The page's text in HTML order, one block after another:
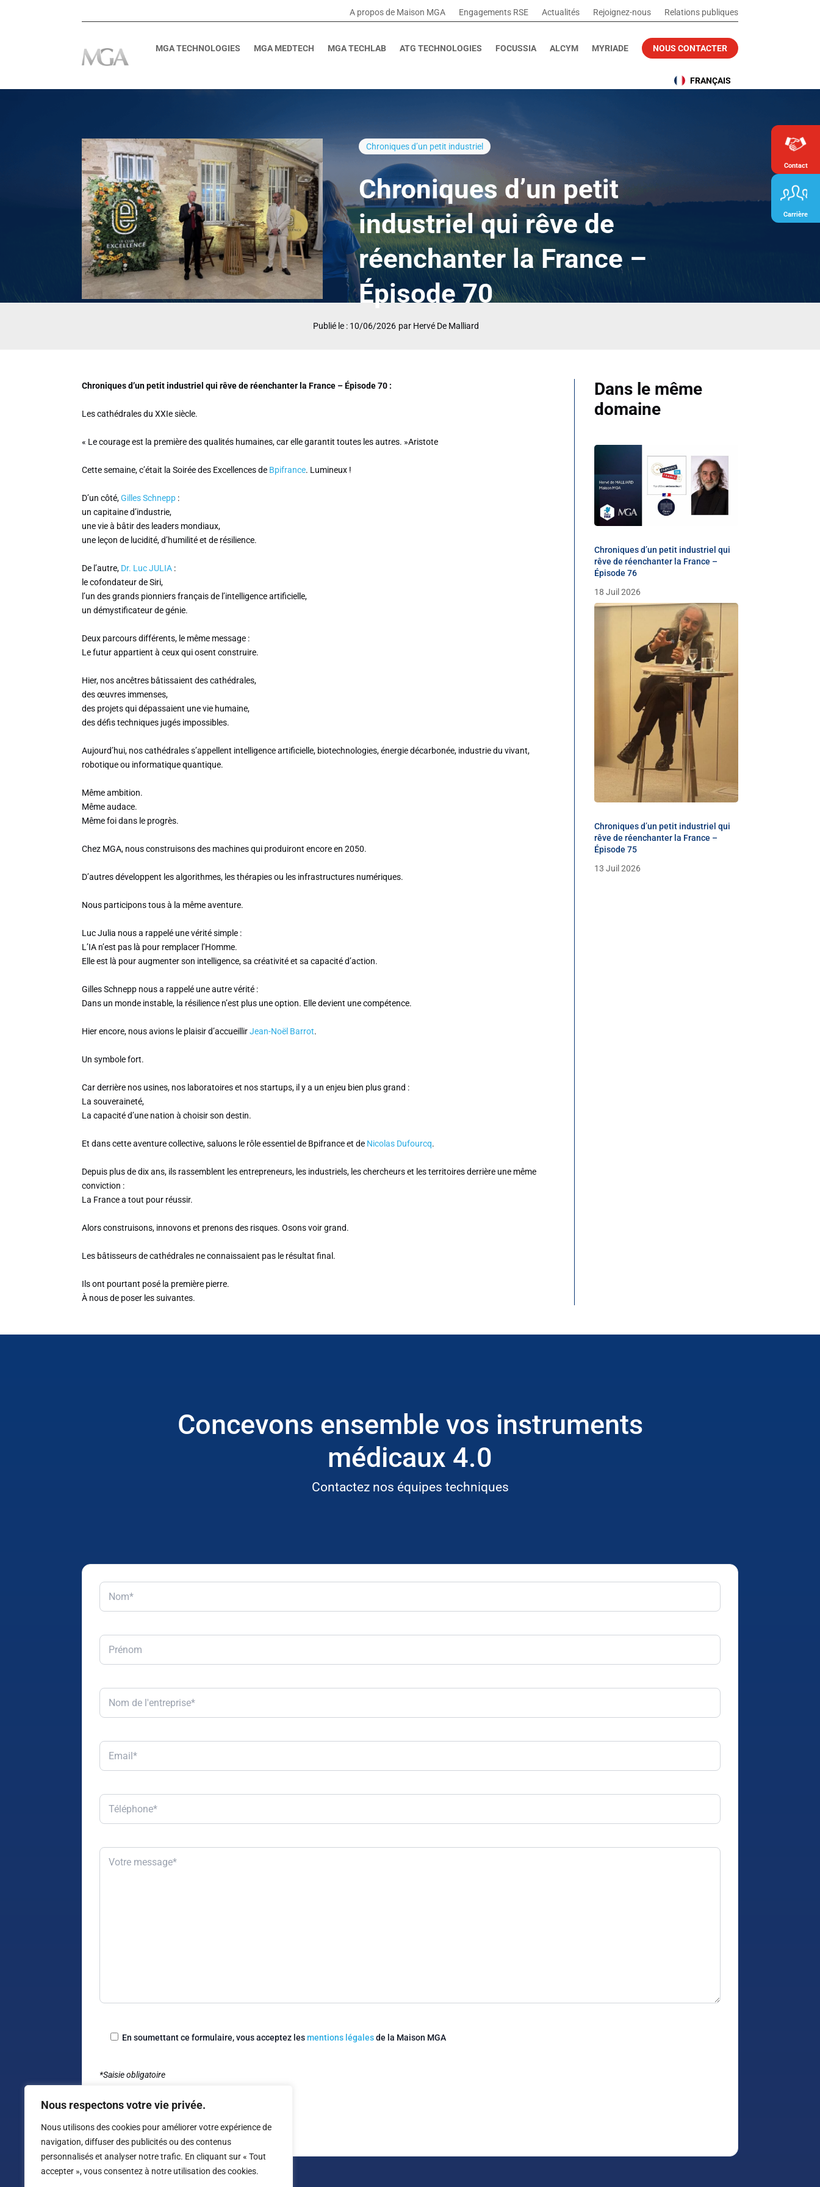
Nous respectons votre vie privée.
Nous utilisons des cookies pour améliorer votre expérience de
navigation, diffuser des publicités ou des contenus
personnalisés et analyser notre trafic. En cliquant sur « Tout
accepter », vous consentez à notre utilisation des cookies.
A propos de Maison MGA Engagements RSE Actualités Rejoignez-nous Relations publiques
MGA TECHNOLOGIES MGA MEDTECH MGA TECHLAB ATG TECHNOLOGIES FOCUSSIA ALCYM MYRIADE NOUS CONTACTER
FRANÇAIS
Chroniques d’un petit industriel
Chroniques d’un petit
industriel qui rêve de
réenchanter la France –
Épisode 70
Publié le : 10/06/2026 par Hervé De Malliard
Chroniques d’un petit industriel qui rêve de réenchanter la France – Épisode 70 :
Les cathédrales du XXIe siècle.
« Le courage est la première des qualités humaines, car elle garantit toutes les autres. »Aristote
Cette semaine, c’était la Soirée des Excellences de Bpifrance. Lumineux !
D’un côté,Gilles Schnepp :
un capitaine d’industrie,
une vie à bâtir des leaders mondiaux,
une leçon de lucidité, d’humilité et de résilience.
De l’autre, Dr. Luc JULIA :
le cofondateur de Siri,
l’un des grands pionniers français de l’intelligence artificielle,
un démystificateur de génie.
Deux parcours différents, le même message :
Le futur appartient à ceux qui osent construire.
Hier, nos ancêtres bâtissaient des cathédrales,
des œuvres immenses,
des projets qui dépassaient une vie humaine,
des défis techniques jugés impossibles.
Aujourd’hui, nos cathédrales s’appellent intelligence artificielle, biotechnologies, énergie décarbonée, industrie du vivant,
robotique ou informatique quantique.
Même ambition.
Même audace.
Même foi dans le progrès.
Chez MGA, nous construisons des machines qui produiront encore en 2050.
D’autres développent les algorithmes, les thérapies ou les infrastructures numériques.
Nous participons tous à la même aventure.
Luc Julia nous a rappelé une vérité simple :
L’IA n’est pas là pour remplacer l’Homme.
Elle est là pour augmenter son intelligence, sa créativité et sa capacité d’action.
Gilles Schnepp nous a rappelé une autre vérité :
Dans un monde instable, la résilience n’est plus une option. Elle devient une compétence.
Hier encore, nous avions le plaisir d’accueillirJean-Noël Barrot.
Un symbole fort.
Car derrière nos usines, nos laboratoires et nos startups, il y a un enjeu bien plus grand :
La souveraineté,
La capacité d’une nation à choisir son destin.
Et dans cette aventure collective, saluons le rôle essentiel de Bpifrance et de Nicolas Dufourcq.
Depuis plus de dix ans, ils rassemblent les entrepreneurs, les industriels, les chercheurs et les territoires derrière une même
conviction :
La France a tout pour réussir.
Alors construisons, innovons et prenons des risques. Osons voir grand.
Les bâtisseurs de cathédrales ne connaissaient pas le résultat final.
Ils ont pourtant posé la première pierre.
À nous de poser les suivantes.
Dans le même
domaine
Chroniques d’un petit industriel qui
rêve de réenchanter la France –
Épisode 76
18 Juil 2026
Chroniques d’un petit industriel qui
rêve de réenchanter la France –
Épisode 75
13 Juil 2026
Concevons ensemble vos instruments
médicaux 4.0
Contactez nos équipes techniques
En soumettant ce formulaire, vous acceptez lesmentions légalesde la Maison MGA
*Saisie obligatoire
Alternative:
Contact
Carrière